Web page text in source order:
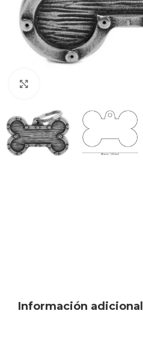
Información adicional